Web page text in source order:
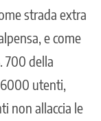
strada extra
e come
700 della
utenti,
non allaccia le